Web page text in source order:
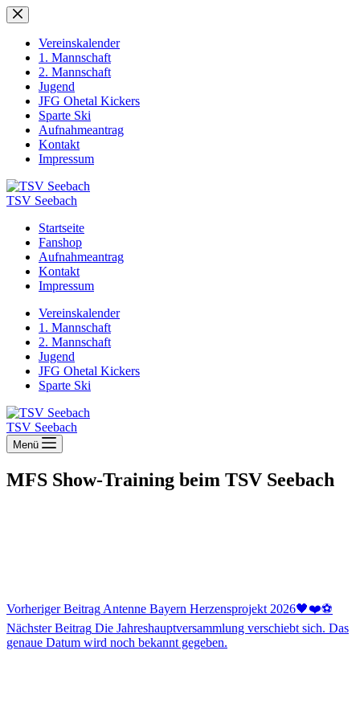
Zum
Inhalt
springenVereinskalender
1. Mannschaft
2. Mannschaft
Jugend
JFG Ohetal Kickers
Sparte Ski
Aufnahmeantrag
Kontakt
Impressum
TSV Seebach
Startseite
Fanshop
Aufnahmeantrag
Kontakt
Impressum
Vereinskalender
1. Mannschaft
2. Mannschaft
Jugend
JFG Ohetal Kickers
Sparte Ski
TSV Seebach
Menü
MFS Show-Training beim TSV Seebach
VorherigerBeitrag Antenne Bayern Herzensprojekt 2026🖤❤️⚽️
NächsterBeitrag Die Jahreshauptversammlung verschiebt sich. Das
genaue Datum wird noch bekannt gegeben.